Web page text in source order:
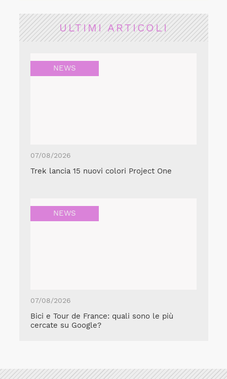
ULTIMI ARTICOLI
NEWS
07/08/2026
Trek lancia 15 nuovi colori Project One
NEWS
07/08/2026
Bici e Tour de France: quali sono le più
cercate su Google?